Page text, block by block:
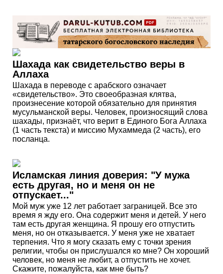
Шахада как свидетельство веры в
Аллаха
Шахада в переводе с арабского означает
«свидетельство». Это своеобразная клятва,
произнесение которой обязательно для принятия
мусульманской веры. Человек, произносящий слова
шахады, признаёт, что верит в Единого Бога Аллаха
(1 часть текста) и миссию Мухаммеда (2 часть), его
посланца.
Исламская линия доверия: "У мужа
есть другая, но и меня он не
отпускает..."
Мой муж уже 12 лет работает заграницей. Все это
время я жду его. Она содержит меня и детей. У него
там есть другая женщина. Я прошу его отпустить
меня, но он отказывается. У меня уже не хватает
терпения. Что я могу сказать ему с точки зрения
религии, чтобы он прислушался ко мне? Он хороший
человек, но меня не любит, а отпустить не хочет.
Скажите, пожалуйста, как мне быть?